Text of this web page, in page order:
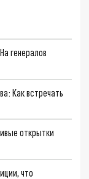
генералов
Как встречать
открытки
что